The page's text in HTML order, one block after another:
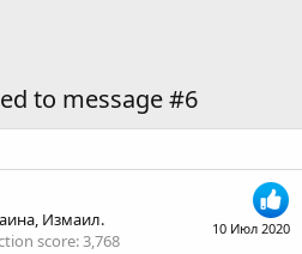
to message #6
10 Июл 2020
Измаил.
score 3,768